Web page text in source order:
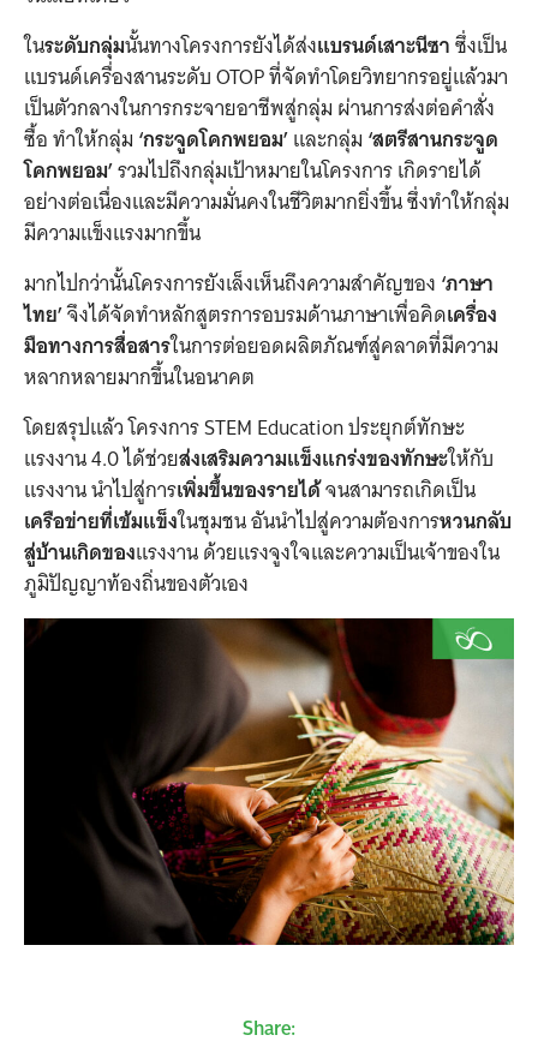
ในระดับกลุ่มนั้นทางโครงการยังได้ส่งแบรนด์เสาะนีซาซึ่งเป็น
แบรนด์เครื่องสานระดับ OTOP ที่จัดทำโดยวิทยากรอยู่แล้วมา
เป็นตัวกลางในการกระจายอาชีพสู่กลุ่ม ผ่านการส่งต่อคำสั่ง
ซื้อ ทำให้กลุ่ม ‘กระจูดโคกพยอม’และกลุ่ม ‘สตรีสานกระจูด
โคกพยอม’รวมไปถึงกลุ่มเป้าหมายในโครงการ เกิดรายได้
อย่างต่อเนื่องและมีความมั่นคงในชีวิตมากยิ่งขึ้น ซึ่งทำให้กลุ่ม
มีความแข็งแรงมากขึ้น
มากไปกว่านั้นโครงการยังเล็งเห็นถึงความสำคัญของ ‘ภาษา
ไทย’จึงได้จัดทำหลักสูตรการอบรมด้านภาษาเพื่อคิดเครื่อง
มือทางการสื่อสารในการต่อยอดผลิตภัณฑ์สู่คลาดที่มีความ
หลากหลายมากขึ้นในอนาคต
โดยสรุปแล้ว โครงการ STEM Education ประยุกต์ทักษะ
แรงงาน 4.0 ได้ช่วยส่งเสริมความแข็งแกร่งของทักษะให้กับ
แรงงาน นำไปสู่การเพิ่มขึ้นของรายได้จนสามารถเกิดเป็น
เครือข่ายที่เข้มแข็งในชุมชน อันนำไปสู่ความต้องการหวนกลับ
สู่บ้านเกิดของแรงงาน ด้วยแรงจูงใจและความเป็นเจ้าของใน
ภูมิปัญญาท้องถิ่นของตัวเอง
Share: